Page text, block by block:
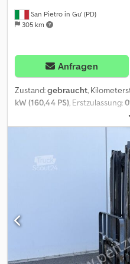
San Pietro in Gu' (PD)
305 km
Anfragen
Zustand:gebraucht,
kW (160,44 PS), Erstzulassung:
2 Achsen
mechanisch, Emissionsklasse:
130/115 ABROLLKIPPER
HINTERACHSABBLATTUNG
160 PS HUBRAUM: 6.925 cm³
GETRIEBE: manuell
nein ACHSEN: 2 RADSTAND:
HERKUNFT: Italien
NUTZLAST: 5.950 kg -
ZUGMASCHINE + ANHÄNGER:
ABROLLKIPPER: BOB 8 Tonnen
ROLLEN: versenkbar ADR: nein